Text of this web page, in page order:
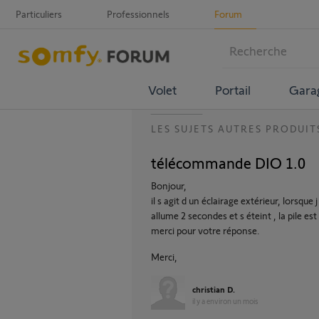
Particuliers Professionnels Forum
Volet Portail
LES SUJETS AUTRES
télécommande DIO 1.0
Bonjour,
il s agit d un éclairage extérieur,
allume 2 secondes et s éteint , la pile
merci pour votre réponse.
Merci,
christian D.
il y a environ un mois